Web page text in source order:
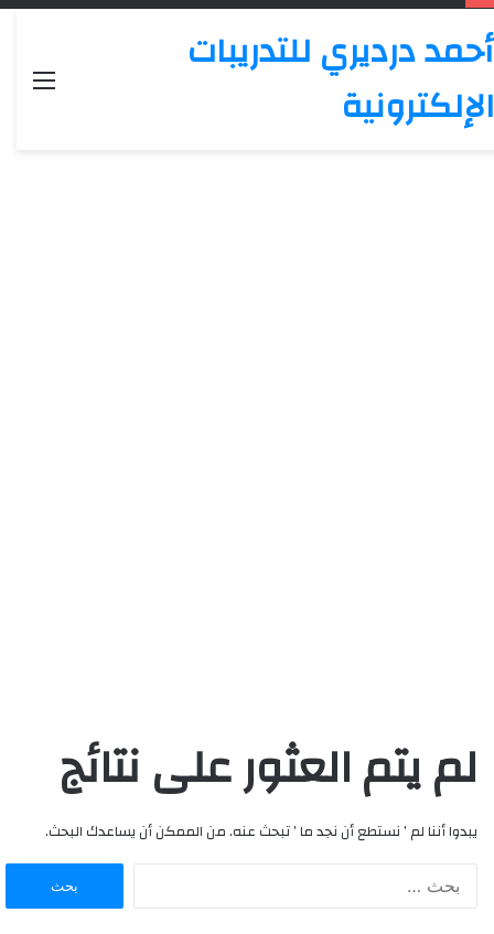
أحمد درديري للتدريبات
الإلكترونية
لم يتم العثور على نتائج
يبدوا أننا لم ’ نستطع أن نجد ما ’ تبحث عنه. من الممكن أن يساعدك البحث.